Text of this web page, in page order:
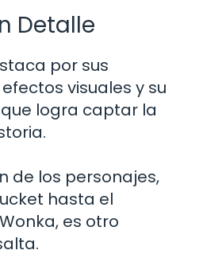
Detalle
por sus
visuales y su
logra captar la
de los personajes,
hasta el
es otro